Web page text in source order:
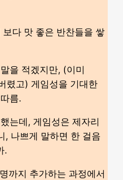
다 맛 좋은 반찬들을 쌓
을 적겠지만, (이미
렸고) 게임성을 기대한
름.
는데, 게임성은 제자리
, 나쁘게 말하면 한 걸음
.
까지 추가하는 과정에서